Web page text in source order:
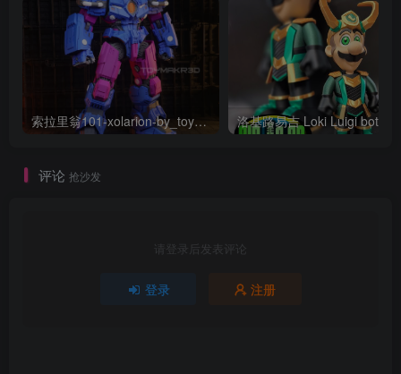
索拉里翁101-xolarion-by_toymakr3d
评论 抢沙发
请登录后发表评论
登录 注册